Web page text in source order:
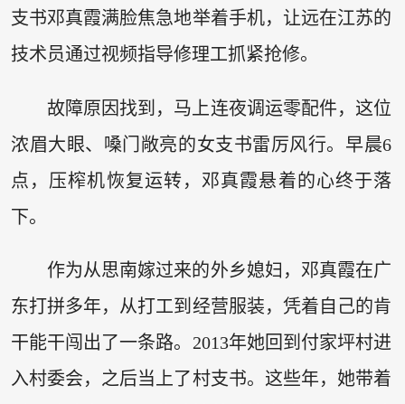
支书邓真霞满脸焦急地举着手机，让远在江苏的
技术员通过视频指导修理工抓紧抢修。
故障原因找到，马上连夜调运零配件，这位
浓眉大眼、嗓门敞亮的女支书雷厉风行。早晨6
点，压榨机恢复运转，邓真霞悬着的心终于落
下。
作为从思南嫁过来的外乡媳妇，邓真霞在广
东打拼多年，从打工到经营服装，凭着自己的肯
干能干闯出了一条路。2013年她回到付家坪村进
入村委会，之后当上了村支书。这些年，她带着